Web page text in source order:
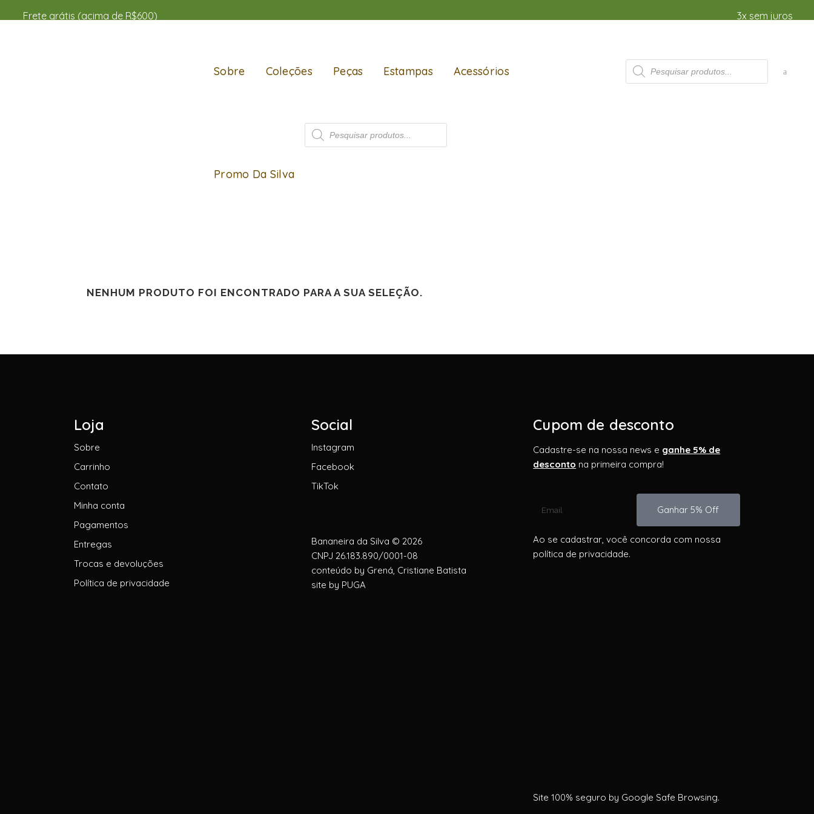
Frete grátis (acima de R$600) 3x sem juros
Sobre Coleções Peças Estampas Acessórios
Promo Da Silva
NENHUM PRODUTO FOI ENCONTRADO PARA A SUA SELEÇÃO.
Loja
Sobre
Carrinho
Contato
Minha conta
Pagamentos
Entregas
Trocas e devoluções
Política de privacidade
Social
Instagram
Facebook
TikTok
Bananeira da Silva © 2026
CNPJ 26.183.890/0001-08
conteúdo by Grená, Cristiane Batista
site by PUGA
Cupom de desconto
Cadastre-se na nossa news e ganhe 5% de
desconto na primeira compra!
Ganhar 5% Off
Ao se cadastrar, você concorda com nossa
política de privacidade.
Site 100% seguro by Google Safe Browsing.